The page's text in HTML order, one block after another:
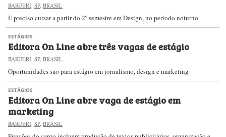
BARUERI, SP, BRASIL
É preciso cursar a partir do 2º semestre em Design, no período noturno
ESTÁGIOS
Editora On Line abre três vagas de estágio
BARUERI, SP, BRASIL
Oportunidades são para estágio em jornalismo, design e marketing
ESTÁGIOS
Editora On Line abre vaga de estágio em
marketing
BARUERI, SP, BRASIL